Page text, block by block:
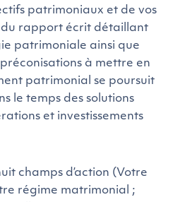
patrimoniaux et de vos
du rapport écrit détaillant
patrimoniale ainsi que
à mettre en
patrimonial se poursuit
le temps des solutions
et investissements
champs d’action (Votre
régime matrimonial ;